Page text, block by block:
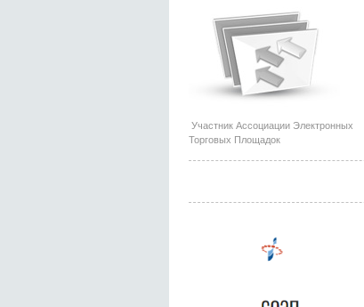
Участник Ассоциации Электронных
Торговых Площадок